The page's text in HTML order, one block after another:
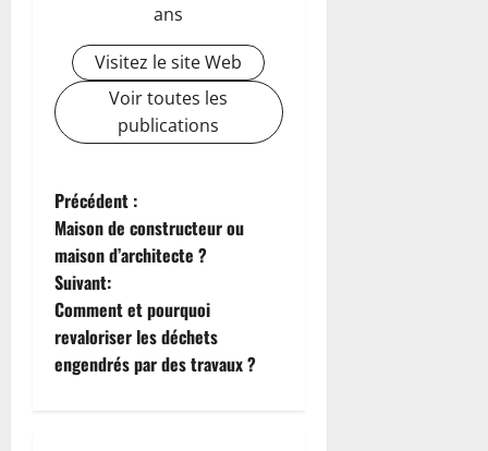
ans
Visitez le site Web
Voir toutes les
publications
N
a
v
i
Précédent :
Maison de constructeur ou
maison d’architecte ?
Suivant:
Comment et pourquoi
revaloriser les déchets
engendrés par des travaux ?